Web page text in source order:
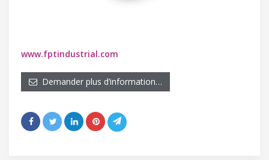
www.fptindustrial.com
Demander plus d’information…